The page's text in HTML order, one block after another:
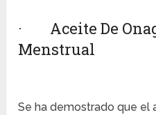
· Aceite De
Menstrual
Se ha demostrado que el